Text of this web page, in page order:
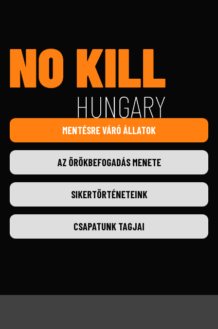
MENTÉSRE VÁRÓ ÁLLATOK
AZ ÖRÖKBEFOGADÁS MENETE
SIKERTÖRTÉNETEINK
CSAPATUNK TAGJAI